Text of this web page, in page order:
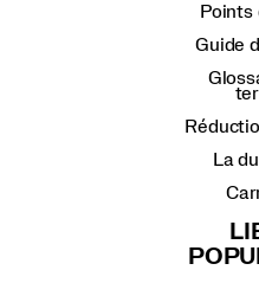
Points
Guide
La